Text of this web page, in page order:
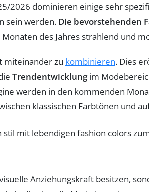
2026 dominieren einige sehr
sein werden. Die bevorstehenden
des Jahres strahlend und
miteinander zu kombinieren. Dies
Trendentwicklungim
werden in den kommenden
klassischen Farbtönen und
Anziehungskraft besitzen,